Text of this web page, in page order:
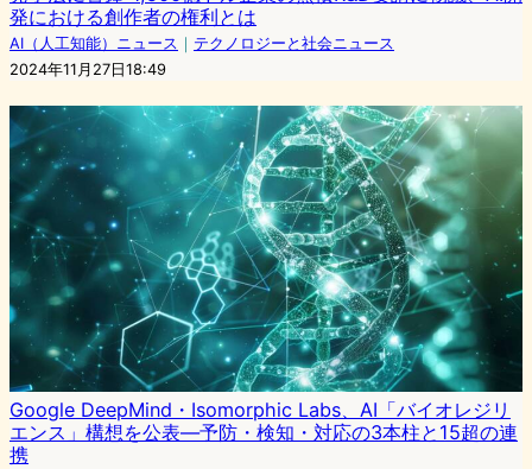
発における創作者の権利とは
AI（人工知能）ニュース ｜ テクノロジーと社会ニュース
2024年11月27日18:49
Google DeepMind・Isomorphic Labs、AI「バイオレジリ
エンス」構想を公表—予防・検知・対応の3本柱と15超の連
携